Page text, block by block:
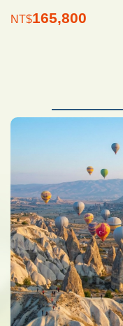
NT$165,800